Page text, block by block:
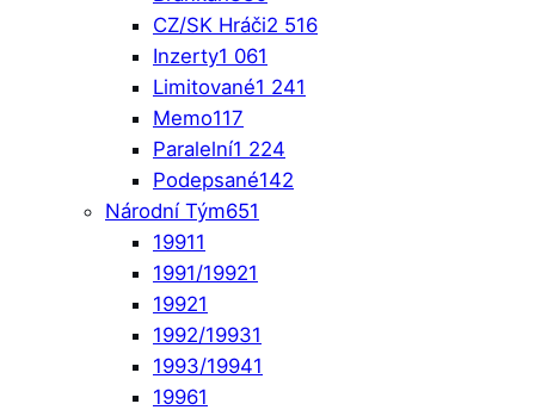
CZ/SK Hráči2 516
Inzerty1 061
Limitované1 241
Memo117
Paralelní1 224
Podepsané142
Národní Tým651
19911
1991/19921
19921
1992/19931
1993/19941
19961